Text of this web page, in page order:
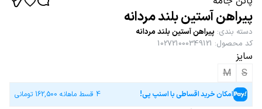
پیراهن آستین بلند مردانه
دسته بندی: پیراهن آستین بلند مردانه
کد محصول:
102721000349121
سایز
S
M
امکان خرید اقساطی با اسنپ پی! 4 قسط ماهانه 162,500 تومانی